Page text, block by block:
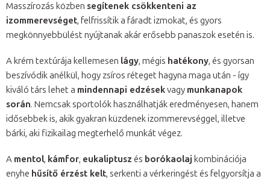
Masszírozás közben segítenek csökkenteni az
izommerevséget, felfrissítik a fáradt izmokat, és gyors
megkönnyebbülést nyújtanak akár erősebb panaszok esetén is.
A krém textúrája kellemesen lágy, mégis hatékony, és gyorsan
beszívódik anélkül, hogy zsíros réteget hagyna maga után - így
kiváló társ lehet a mindennapi edzésekvagy munkanapok
során. Nemcsak sportolók használhatják eredményesen, hanem
idősebbek is, akik gyakran küzdenek izommerevséggel, illetve
bárki, aki fizikailag megterhelő munkát végez.
A mentol, kámfor, eukaliptusz és borókaolaj kombinációja
enyhe hűsítő érzést kelt, serkenti a vérkeringést és felgyorsítja a